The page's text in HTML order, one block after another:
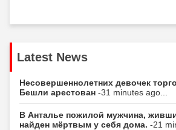
Latest News
Несовершеннолетних девочек
Бешли арестован -31 minutes ago...
В Анталье пожилой мужчина,
найден мёртвым у себя дома. -21